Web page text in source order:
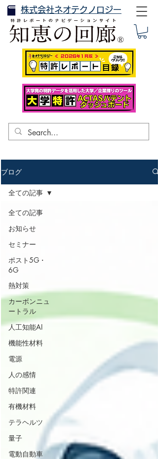
株式会社ネオテクノロジー
ブログ
全ての記事
お知らせ
セミナー
ポスト5G・
6G
熱対策
カーボンニュ
ートラル
人工知能AI
機能性材料
電源
人の感情
特許関連
有機材料
テラヘルツ
量子
電動自動車
全ての記事